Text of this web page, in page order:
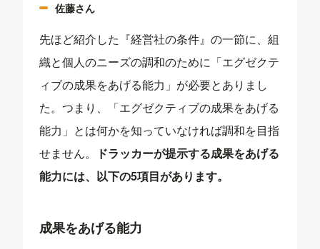
佐藤さん
先ほど紹介した『経営社の条件』の一節に、組
織と個人のニーズの調和のために「エグゼクテ
ィブの成果をあげる能力」が必要とありまし
た。つまり、「エグゼクティブの成果をあげる
能力」とは何かを知っていなければ調和を目指
せません。
ドラッカーが提示する成果をあげる
能力には、以下の5項目があります。
成果をあげる能力